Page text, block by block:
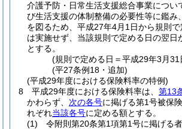
介護予防・日常生活支援総合事業につい
び生活支援の体制整備の必要性等に鑑み
を図るため、平成27年4月1日から規則
は実施せず、当該規則で定める日の翌日
とする。
(規則で定める日＝平成29年3月31
(平27条例18・追加)
(平成29年度における保険料率の特例)
8
平成29年度における保険料率は、 第13
かわらず、 次の各号に掲げる第1号被保
れぞれ当該各号に定める額とする。
(1)
令附則第20条第1項第1号に掲げる